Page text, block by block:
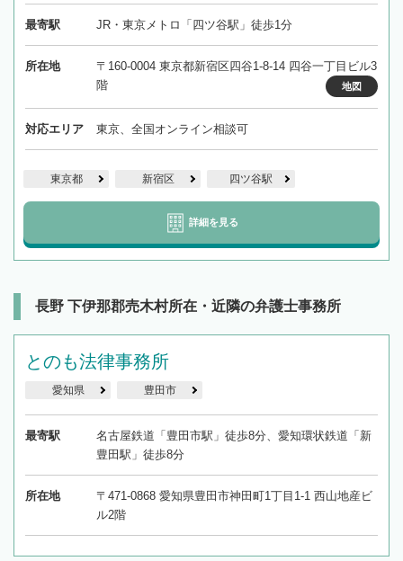
最寄駅 JR・東京メトロ「四ツ谷駅」徒歩1分
所在地
〒160-0004 東京都新宿区四谷1-8-14 四谷一丁目ビル3
階
地図
対応エリア 東京、全国オンライン相談可
東京都 新宿区 四ツ谷駅
詳細を見る
長野 下伊那郡売木村所在・近隣の弁護士事務所
とのも法律事務所
愛知県 豊田市
最寄駅
名古屋鉄道「豊田市駅」徒歩8分、愛知環状鉄道「新
豊田駅」徒歩8分
所在地
〒471-0868 愛知県豊田市神田町1丁目1-1 西山地産ビ
ル2階